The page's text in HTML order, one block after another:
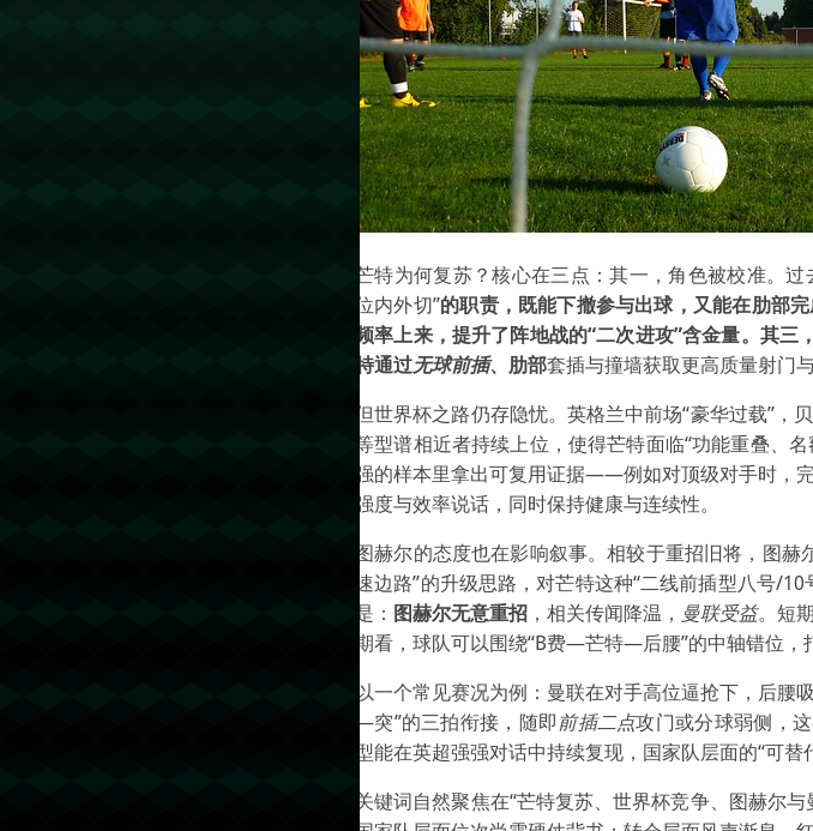
芒特为何复苏？核心在三点：其一，角色被校准。
位内外切”的职责，既能下撤参与出球，又能在肋部
频率上来，提升了阵地战的“二次进攻”含金量。其
特通过无球前插、肋部套插与撞墙获取更高质量射门
但世界杯之路仍存隐忧。英格兰中前场“豪华过载”
等型谱相近者持续上位，使得芒特面临“功能重叠、
强的样本里拿出可复用证据——例如对顶级对手时，
强度与效率说话，同时保持健康与连续性。
图赫尔的态度也在影响叙事。相较于重招旧将，图
速边路”的升级思路，对芒特这种“二线前插型八号/
是： 图赫尔无意重招 ，相关传闻降温， 曼联受益。短
期看，球队可以围绕“B费—芒特—后腰”的中轴错位，
以一个常见赛况为例：曼联在对手高位逼抢下，后
—突”的三拍衔接，随即前插二点攻门或分球弱侧，
型能在英超强强对话中持续复现，国家队层面的“可替
关键词自然聚焦在“芒特复苏、世界杯竞争、图赫尔